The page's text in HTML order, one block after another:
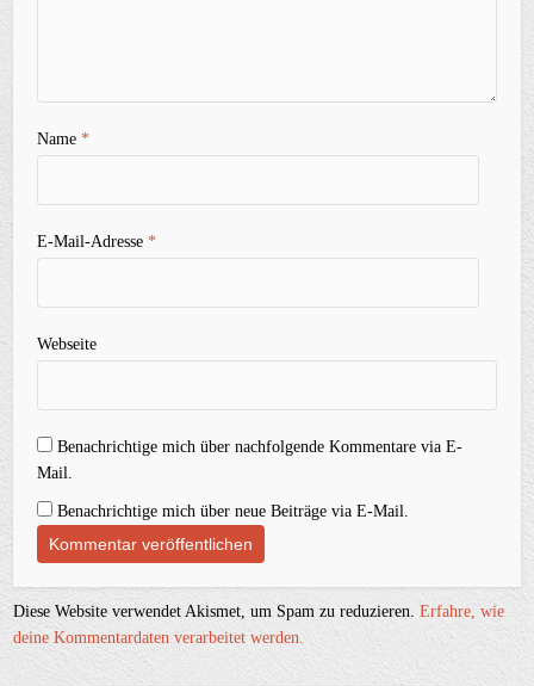
Name*
E-Mail-Adresse*
Webseite
Benachrichtige mich über nachfolgende Kommentare via E-
Mail.
Benachrichtige mich über neue Beiträge via E-Mail.
Diese Website verwendet Akismet, um Spam zu reduzieren.Erfahre, wie
deine Kommentardaten verarbeitet werden.